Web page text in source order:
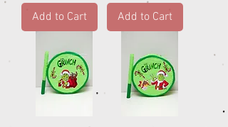
Add to Cart Add to Cart